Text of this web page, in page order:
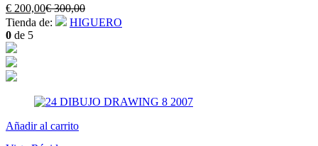
€ 200,00El
precio
€300,00El
precio
Tienda de:
HIGUERO
0 de 5
Añadir al carrito